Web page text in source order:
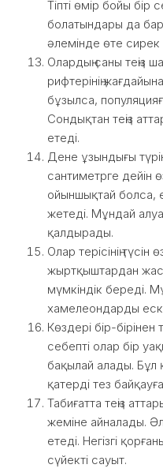
Тіпті өмір бойы бір
болатындары да
әлемінде өте сирек
Олардың саны теңіз
рифтерінің
бұзылса,
Сондықтан теңіз
етеді.
Дене ұзындығы
сантиметрге дейін
ойыншықтай болса,
жетеді. Мұндай
қалдырады.
Олар терісінің
жыртқыштардан
мүмкіндік береді.
хамелеондарды
Көздері бір-
себепті олар бір
бақылай алады. Бұл
қатерді тез
Табиғатта теңіз
жеміне айналады.
етеді. Негізгі
сүйекті сауыт.